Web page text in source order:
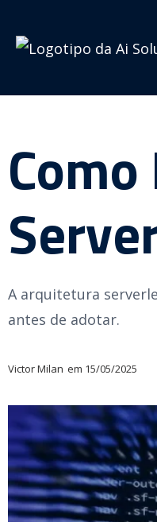
A arquitetura
antes de adotar.
Victor Milan em 15/05/2025